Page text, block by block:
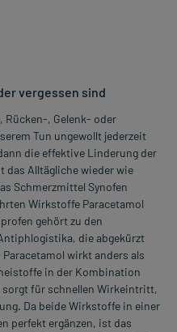
vergessen sind
, Gelenk- oder
Tun ungewollt jederzeit
die effektive Linderung der
das Alltägliche wieder wie
Schmerzmittel Synofen
Wirkstoffe Paracetamol
gehört zu den
die abgekürzt
wirkt anders als
in der Kombination
sorgt für schnellen Wirkeintritt,
Da beide Wirkstoffe in einer
perfekt ergänzen, ist das